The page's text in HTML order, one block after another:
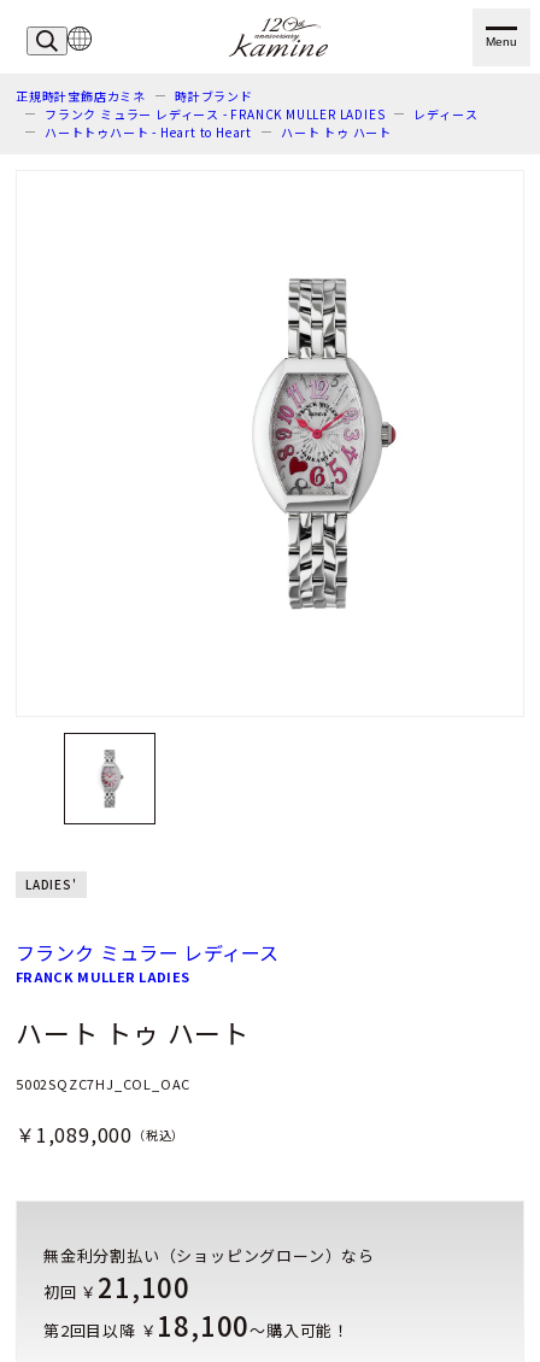
Menu
正規時計宝飾店カミネ
時計ブランド
フランク ミュラー レディース - FRANCK MULLER LADIES
レディース
ハートトゥハート - Heart to Heart
ハート トゥ ハート
LADIES'
フランク ミュラー レディース
FRANCK MULLER LADIES
ハート トゥ ハート
5002SQZC7HJ_COL_OAC
￥1,089,000 （税込）
無金利分割払い（ショッピングローン）なら
初回 ￥ 21,100
第2回目以降 ￥ 18,100～購入可能！